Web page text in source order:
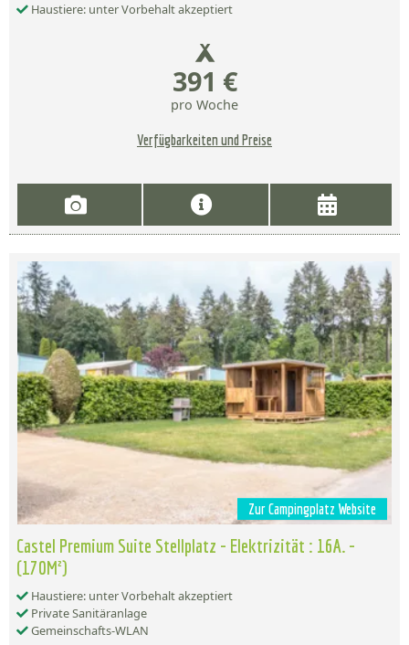
Haustiere: unter Vorbehalt akzeptiert
391 €
pro Woche
Verfügbarkeiten und Preise
Zur Campingplatz Website
Castel Premium Suite Stellplatz - Elektrizität : 16A. -
(170M²)
Haustiere: unter Vorbehalt akzeptiert
Private Sanitäranlage
Gemeinschafts-WLAN